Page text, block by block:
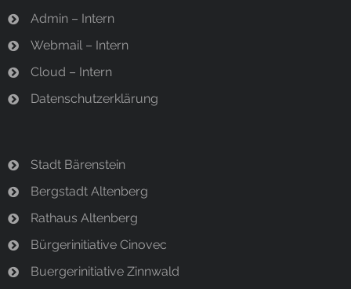
Admin – Intern
Webmail – Intern
Cloud – Intern
Datenschutzerklärung
Stadt Bärenstein
Bergstadt Altenberg
Rathaus Altenberg
Bürgerinitiative Cinovec
Buergerinitiative Zinnwald